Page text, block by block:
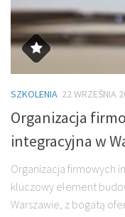
SZKOLENIA 22 WRZEŚNIA
Organizacja
integracyjna w
Organizacja firmowych
kluczowy element
Warszawie, z bogatą